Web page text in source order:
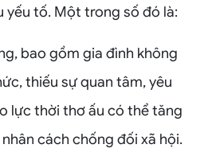
yếu tố. Một trong số đó là:
bao gồm gia đình không
thiếu sự quan tâm, yêu
lực thời thơ ấu có thể tăng
cách chống đối xã hội.